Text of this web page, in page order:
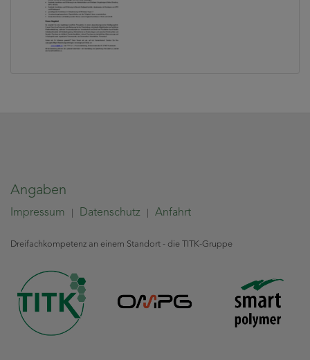
Angaben
Impressum Datenschutz Anfahrt
Dreifachkompetenz an einem Standort - die TITK-Gruppe